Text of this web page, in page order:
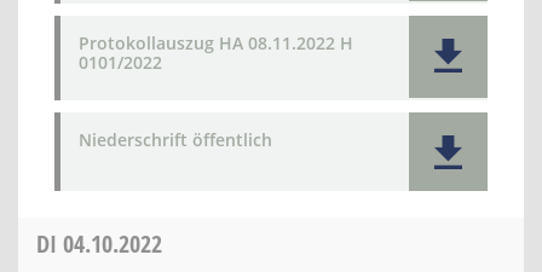
Protokollauszug HA 08.11.2022 H
0101/2022
Niederschrift öffentlich
DI 04.10.2022